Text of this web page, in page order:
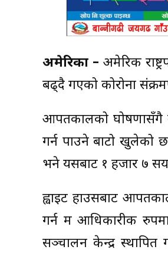
अमेरिका – अमेरिकी
बढ्दै गएको कोरोना
आपतकालको घोषणासँगै
गर्न पाउने बाटो खुलेको
भने यसबाट १ हजार ७
ह्वाइट हाउसबाट
गर्न म आधिकारीक
सञ्चालन केन्द्र स्थापित